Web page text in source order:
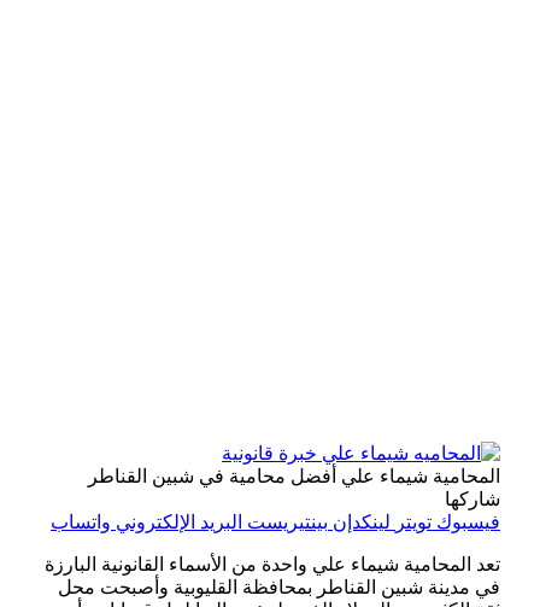
المحامية شيماء علي أفضل محامية في شبين القناطر
شاركها
فيسبوك تويتر لينكدإن بينتيريست البريد الإلكتروني واتساب
تعد المحامية شيماء علي واحدة من الأسماء القانونية البارزة
في مدينة شبين القناطر بمحافظة القليوبية وأصبحت محل